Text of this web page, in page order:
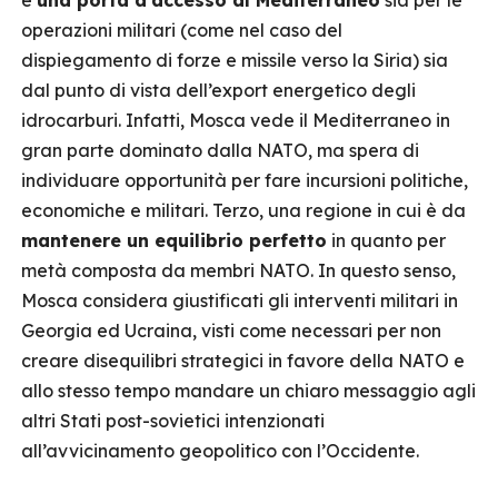
operazioni militari (come nel caso del
dispiegamento di forze e missile verso la Siria) sia
dal punto di vista dell’export energetico degli
idrocarburi. Infatti, Mosca vede il Mediterraneo in
gran parte dominato dalla NATO, ma spera di
individuare opportunità per fare incursioni politiche,
economiche e militari. Terzo, una regione in cui è da
mantenere un equilibrio perfetto in quanto per
metà composta da membri NATO. In questo senso,
Mosca considera giustificati gli interventi militari in
Georgia ed Ucraina, visti come necessari per non
creare disequilibri strategici in favore della NATO e
allo stesso tempo mandare un chiaro messaggio agli
altri Stati post-sovietici intenzionati
all’avvicinamento geopolitico con l’Occidente.